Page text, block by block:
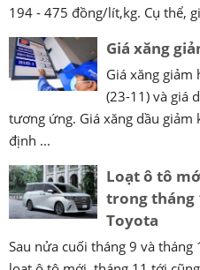
194 - 475 đồng/lít,kg. Cụ thể,
Giá xăng
Giá xăng
(23-11) và giá
tương ứng. Giá xăng dầu
định ...
Loạt ô tô
trong tháng
Toyota
Sau nửa cuối tháng 9 và